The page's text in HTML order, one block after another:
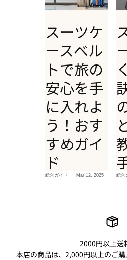
スーツケ
ースベル
トで旅の
安心を手
に入れよ
う！おす
すめガイ
ド
総合ガイド Mar 12, 2025 総合
2000円以上送
本店の商品は、2,000円以上のご購